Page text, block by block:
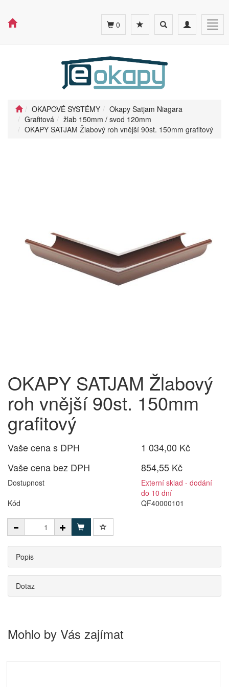
Toggle
navigation
Toggle
search
0
OKAPOVÉ SYSTÉMY
Okapy Satjam Niagara
Grafitová
žlab 150mm / svod 120mm
OKAPY SATJAM Žlabový roh vnější 90st. 150mm grafitový
OKAPY SATJAM Žlabový
roh vnější 90st. 150mm
grafitový
Vaše cena s DPH
1 034,00 Kč
Vaše cena bez DPH
854,55 Kč
Dostupnost
Externí sklad - dodání
do 10 dní
Kód
QF40000101
Popis
Dotaz
Mohlo by Vás zajímat